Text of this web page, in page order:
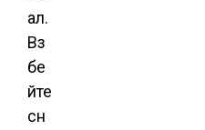
ал.
Вз
бе
йте
сн